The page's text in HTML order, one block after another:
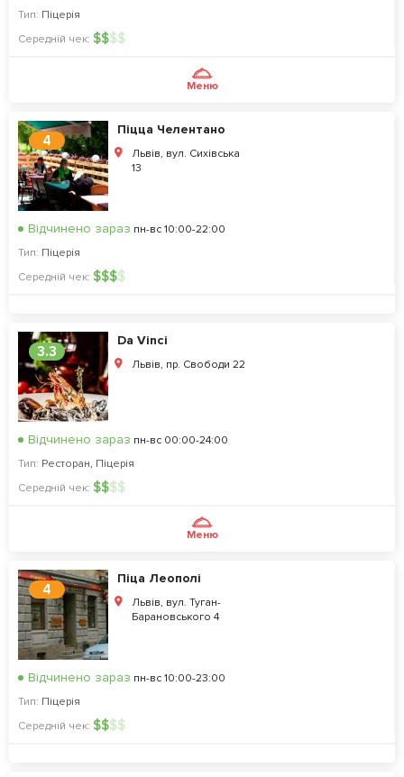
Тип: Піцерія
Середній чек: $$$$
Меню
4
Піцца Челентано
Львів, вул. Сихівська
13
Відчинено зараз пн-вс 10:00-22:00
Тип: Піцерія
Середній чек: $$$$
3.3
Da Vinci
Львів, пр. Свободи 22
Відчинено зараз пн-вс 00:00-24:00
Тип: Ресторан, Піцерія
Середній чек: $$$$
Меню
4
Піца Леополі
Львів, вул. Туган-
Барановського 4
Відчинено зараз пн-вс 10:00-23:00
Тип: Піцерія
Середній чек: $$$$